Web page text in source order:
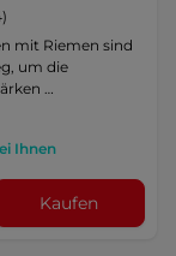
mit Riemen sind
um die
…
Ihnen
Kaufen